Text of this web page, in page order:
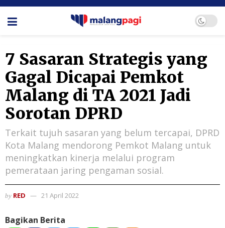
7 Sasaran Strategis yang
Gagal Dicapai Pemkot
Malang di TA 2021 Jadi
Sorotan DPRD
Terkait tujuh sasaran yang belum tercapai, DPRD
Kota Malang mendorong Pemkot Malang untuk
meningkatkan kinerja melalui program
pemerataan jaring pengaman sosial.
by RED 21 April 2022
Bagikan Berita